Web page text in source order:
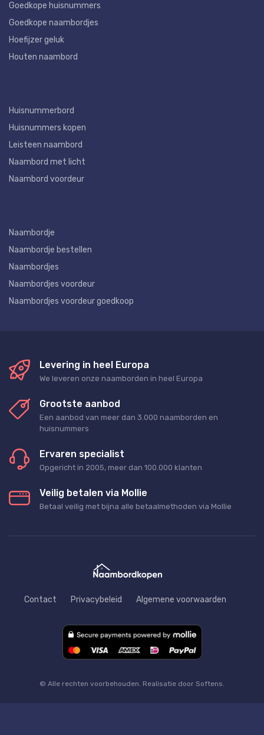
Goedkope huisnummers
Goedkope naambordjes
Hoefijzer geluk
Houten naambord
Huisnummerbord
Huisnummers kopen
Leisteen naambord
Naambord met licht
Naambord voordeur
Naambordje
Naambordje bestellen
Naambordjes
Naambordjes voordeur
Naambordjes voordeur goedkoop
Levering in heel Europa
We leveren onze naamborden in heel Europa
Grootste aanbod
Een aanbod van meer dan 3.000 naamborden en
huisnummers
Ervaren specialist
Opgericht in 2005, meer dan 100.000 klanten
Veilig betalen via Mollie
Betaal veilig met bijna alle betaalmethoden via Mollie
Contact Privacybeleid Algemene voorwaarden
© Alle rechten voorbehouden. Realisatie door Softens.